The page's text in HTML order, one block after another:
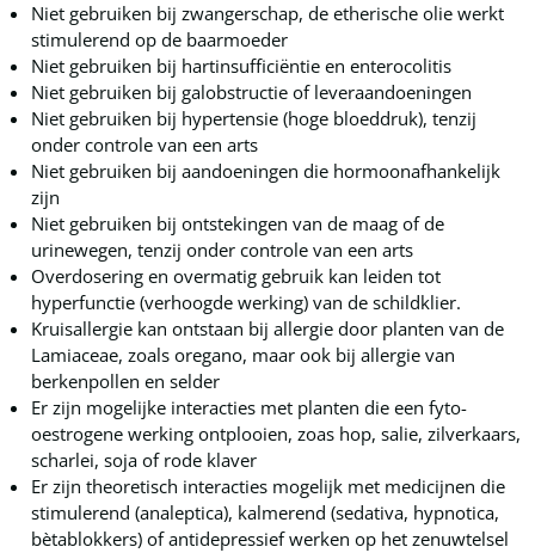
Niet gebruiken bij zwangerschap, de etherische olie werkt
stimulerend op de baarmoeder
Niet gebruiken bij hartinsufficiëntie en enterocolitis
Niet gebruiken bij galobstructie of leveraandoeningen
Niet gebruiken bij hypertensie (hoge bloeddruk), tenzij
onder controle van een arts
Niet gebruiken bij aandoeningen die hormoonafhankelijk
zijn
Niet gebruiken bij ontstekingen van de maag of de
urinewegen, tenzij onder controle van een arts
Overdosering en overmatig gebruik kan leiden tot
hyperfunctie (verhoogde werking) van de schildklier.
Kruisallergie kan ontstaan bij allergie door planten van de
Lamiaceae, zoals oregano, maar ook bij allergie van
berkenpollen en selder
Er zijn mogelijke interacties met planten die een fyto-
oestrogene werking ontplooien, zoas hop, salie, zilverkaars,
scharlei, soja of rode klaver
Er zijn theoretisch interacties mogelijk met medicijnen die
stimulerend (analeptica), kalmerend (sedativa, hypnotica,
bètablokkers) of antidepressief werken op het zenuwtelsel